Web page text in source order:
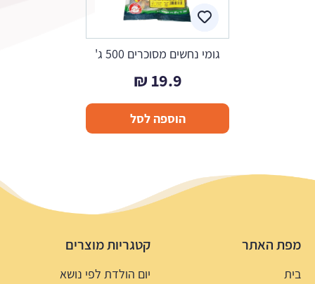
גומי נחשים מסוכרים 500 ג'
19.9
₪
הוספה לסל
מפת האתר
בית
קטגריות מוצרים
יום הולדת לפי נושא